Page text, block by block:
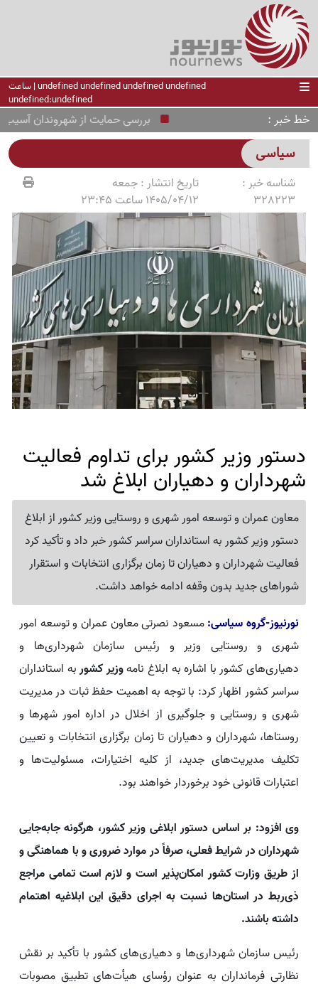
undefined undefined undefined undefined | ساعت
undefined:undefined
خط خبر بررسی حمایت از شهروندان
سیاسی
شناسه خبر :
328223
تاریخ انتشار :جمعه
1405/04/12 ساعت 23:45
دستور وزیر کشور برای تداوم فعالیت
شهرداران و دهیاران ابلاغ شد
معاون عمران و توسعه امور شهری و روستایی وزیر کشور از ابلاغ
دستور وزیر کشور به استانداران سراسر کشور خبر داد و تأکید کرد
فعالیت شهرداران و دهیاران تا زمان برگزاری انتخابات و استقرار
شوراهای جدید بدون وقفه ادامه خواهد داشت.
نورنیوز-گروه سیاسی:مسعود نصرتی معاون عمران و توسعه امور
شهری و روستایی وزیر و رئیس سازمان شهرداری‌ها و
دهیاری‌های کشور با اشاره به ابلاغ نامهوزیر کشوربه استانداران
سراسر کشور اظهار کرد: با توجه به اهمیت حفظ ثبات در مدیریت
شهری و روستایی و جلوگیری از اخلال در اداره امور شهرها و
روستاها، شهرداران و دهیاران تا زمان برگزاری انتخابات و تعیین
تکلیف مدیریت‌های جدید، از کلیه اختیارات، مسئولیت‌ها و
اعتبارات قانونی خود برخوردار خواهند بود.
وی افزود: بر اساس دستور ابلاغی وزیر کشور، هرگونه جابه‌جایی
شهرداران در شرایط فعلی، صرفاً در موارد ضروری و با هماهنگی و
از طریق وزارت کشور امکان‌پذیر است و لازم است تمامی مراجع
ذی‌ربط در استان‌ها نسبت به اجرای دقیق این ابلاغیه اهتمام
داشته باشند.
رئیس سازمان شهرداری‌ها و دهیاری‌های کشور با تأکید بر نقش
نظارتی فرمانداران به عنوان رؤسای هیأت‌های تطبیق مصوبات